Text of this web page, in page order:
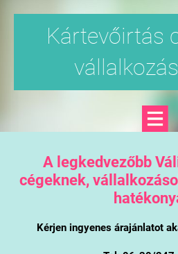
Kártevőirtás
A legkedvezőbb
cégeknek,
Kérjen ingyenes árajánlatot